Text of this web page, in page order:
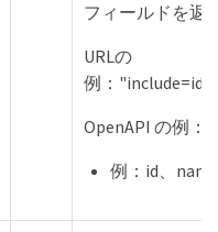
フィールドを返
URLの
例："include=id"
OpenAPI の例：
例：id、